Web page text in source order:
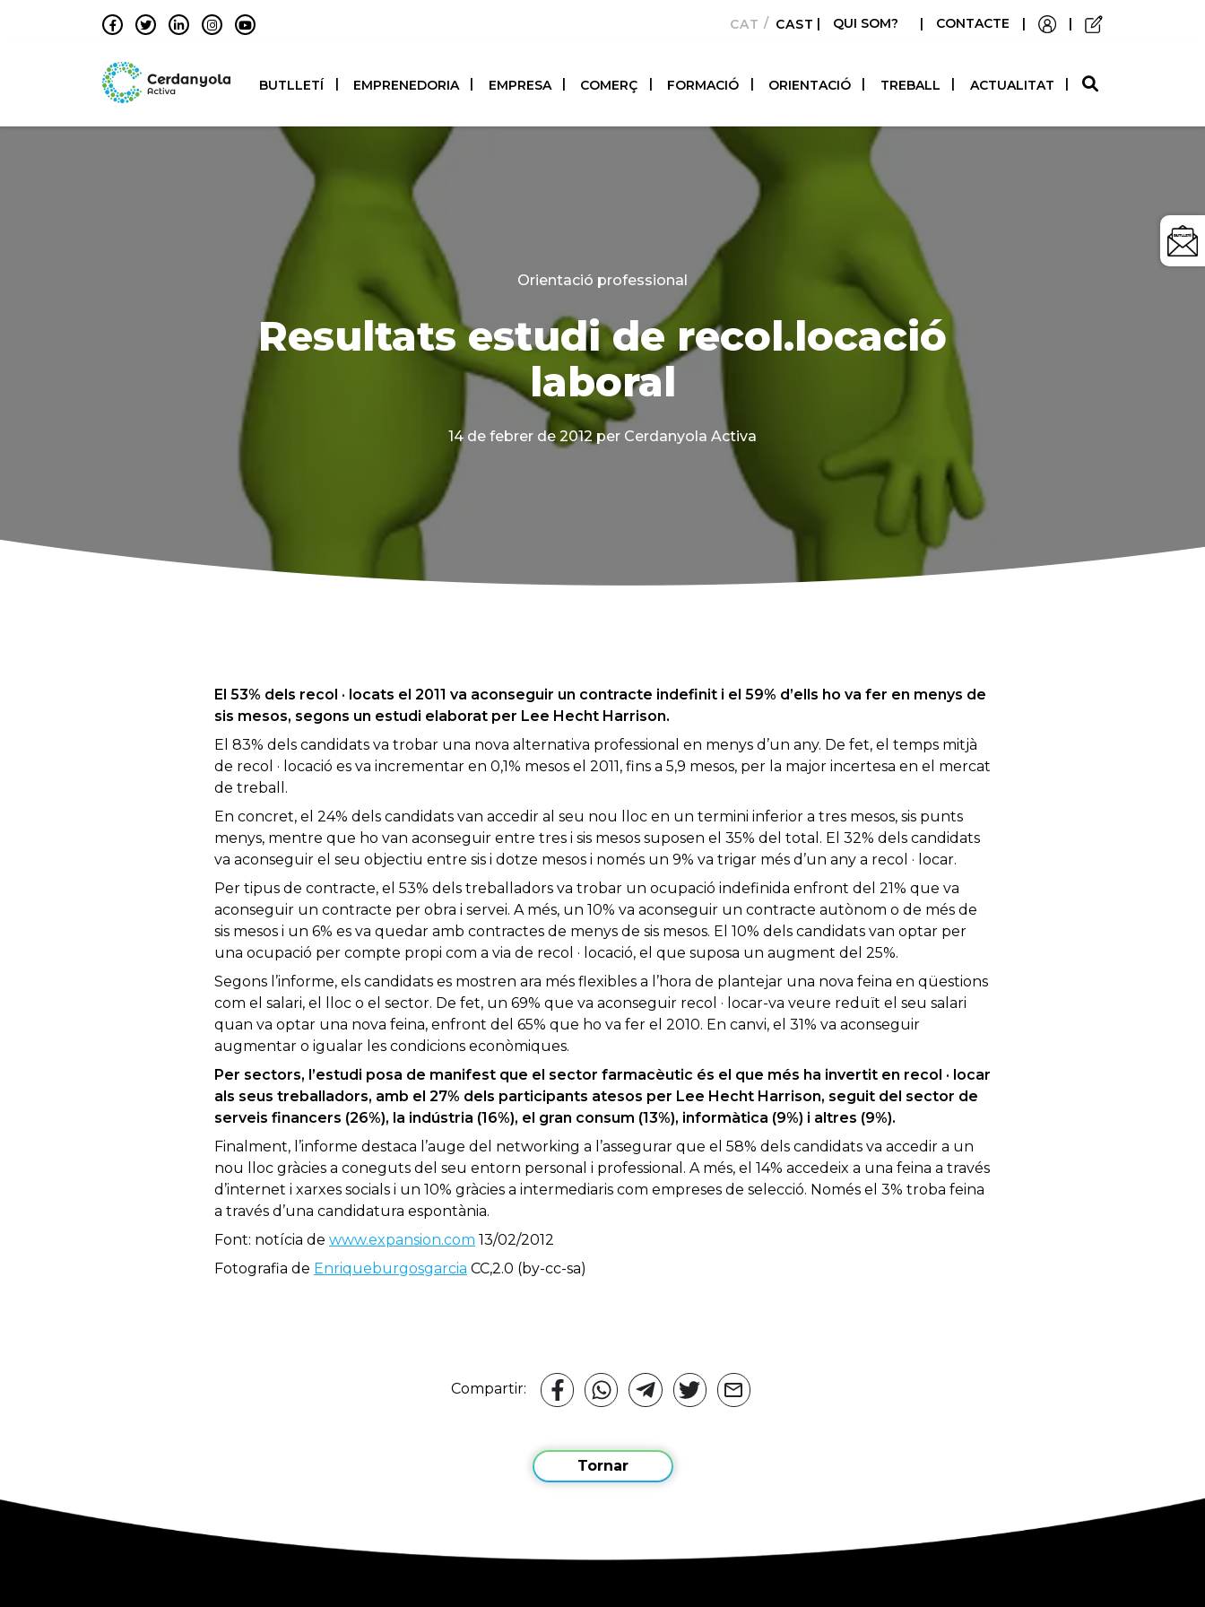
CATALÀCASTELLANO
| QUI SOM? | CONTACTE | |
BUTLLETÍ EMPRENEDORIA EMPRESA COMERÇ FORMACIÓ ORIENTACIÓ TREBALL ACTUALITAT
Categories
Orientació professional
Resultats estudi de recol.locació
laboral
14 de febrer de 2012 per Cerdanyola Activa
El 53% dels recol · locats el 2011 va aconseguir un contracte indefinit i el 59% d’ells ho va fer en menys de
sis mesos, segons un estudi elaborat per Lee Hecht Harrison.
El 83% dels candidats va trobar una nova alternativa professional en menys d’un any. De fet, el temps mitjà
de recol · locació es va incrementar en 0,1% mesos el 2011, fins a 5,9 mesos, per la major incertesa en el mercat
de treball.
En concret, el 24% dels candidats van accedir al seu nou lloc en un termini inferior a tres mesos, sis punts
menys, mentre que ho van aconseguir entre tres i sis mesos suposen el 35% del total. El 32% dels candidats
va aconseguir el seu objectiu entre sis i dotze mesos i només un 9% va trigar més d’un any a recol · locar.
Per tipus de contracte, el 53% dels treballadors va trobar un ocupació indefinida enfront del 21% que va
aconseguir un contracte per obra i servei. A més, un 10% va aconseguir un contracte autònom o de més de
sis mesos i un 6% es va quedar amb contractes de menys de sis mesos. El 10% dels candidats van optar per
una ocupació per compte propi com a via de recol · locació, el que suposa un augment del 25%.
Segons l’informe, els candidats es mostren ara més flexibles a l’hora de plantejar una nova feina en qüestions
com el salari, el lloc o el sector. De fet, un 69% que va aconseguir recol · locar-va veure reduït el seu salari
quan va optar una nova feina, enfront del 65% que ho va fer el 2010. En canvi, el 31% va aconseguir
augmentar o igualar les condicions econòmiques.
Per sectors, l’estudi posa de manifest que el sector farmacèutic és el que més ha invertit en recol · locar
als seus treballadors, amb el 27% dels participants atesos per Lee Hecht Harrison, seguit del sector de
serveis financers (26%), la indústria (16%), el gran consum (13%), informàtica (9%) i altres (9%).
Finalment, l’informe destaca l’auge del networking a l’assegurar que el 58% dels candidats va accedir a un
nou lloc gràcies a coneguts del seu entorn personal i professional. A més, el 14% accedeix a una feina a través
d’internet i xarxes socials i un 10% gràcies a intermediaris com empreses de selecció. Només el 3% troba feina
a través d’una candidatura espontània.
Font: notícia de www.expansion.com 13/02/2012
Fotografia de Enriqueburgosgarcia CC,2.0 (by-cc-sa)
Compartir:
Tornar